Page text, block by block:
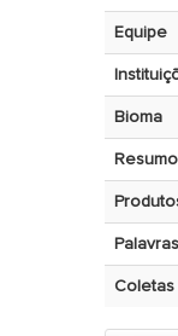
Equipe
Bioma
Resumo
Coletas